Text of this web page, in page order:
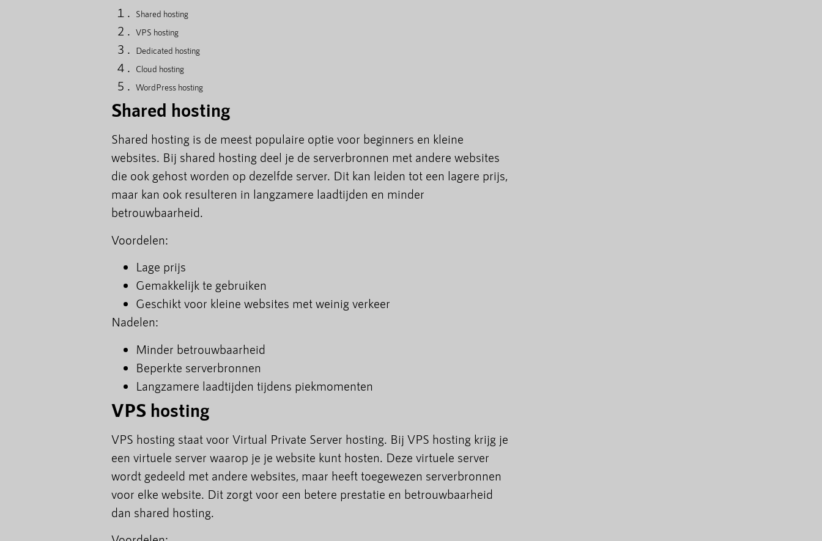
Shared hosting
VPS hosting
Dedicated hosting
Cloud hosting
WordPress hosting
Shared hosting
Shared hosting is de meest populaire optie voor beginners en kleine
websites. Bij shared hosting deel je de serverbronnen met andere websites
die ook gehost worden op dezelfde server. Dit kan leiden tot een lagere prijs,
maar kan ook resulteren in langzamere laadtijden en minder
betrouwbaarheid.
Voordelen:
Lage prijs
Gemakkelijk te gebruiken
Geschikt voor kleine websites met weinig verkeer
Nadelen:
Minder betrouwbaarheid
Beperkte serverbronnen
Langzamere laadtijden tijdens piekmomenten
VPS hosting
VPS hosting staat voor Virtual Private Server hosting. Bij VPS hosting krijg je
een virtuele server waarop je je website kunt hosten. Deze virtuele server
wordt gedeeld met andere websites, maar heeft toegewezen serverbronnen
voor elke website. Dit zorgt voor een betere prestatie en betrouwbaarheid
dan shared hosting.